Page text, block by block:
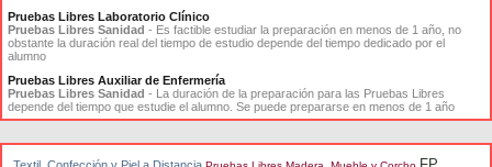
Pruebas Libres Laboratorio Clínico
Pruebas Libres Sanidad - Es factible estudiar la preparación en menos de 1 año, no
obstante la duración real del tiempo de estudio depende del tiempo dedicado por el
alumno
Pruebas Libres Auxiliar de Enfermería
Pruebas Libres Sanidad - La duración de la preparación para las Pruebas Libres
depende del tiempo que estudie el alumno. Se puede prepararse en menos de 1 año